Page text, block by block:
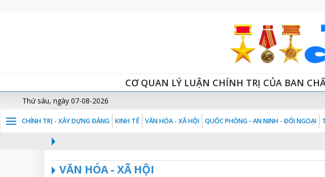
CƠ QUAN LÝ LUẬN CHÍNH TRỊ CỦA BAN
Thứ sáu, ngày 07-08-2026
CHÍNH TRỊ - XÂY DỰNG ĐẢNG KINH TẾ VĂN HÓA - XÃ HỘI QUỐC PHÒNG - AN NINH - ĐỐI NGOẠI
VĂN HÓA - XÃ HỘI